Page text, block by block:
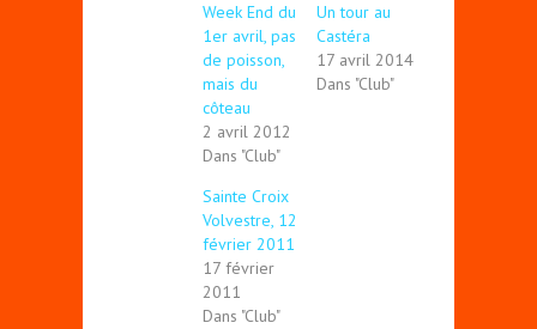
Week End du
1er avril, pas
de poisson,
mais du
côteau
2 avril 2012
Dans "Club"
Un tour au
Castéra
17 avril 2014
Dans "Club"
Sainte Croix
Volvestre, 12
février 2011
17 février
2011
Dans "Club"